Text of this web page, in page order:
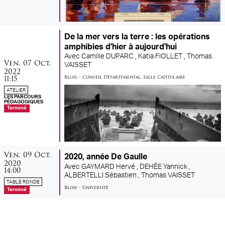
vendredi
Ven. 07 octobre
Oct.
2022
11:15
ATELIER
LES PARCOURS
PÉDAGOGIQUES
Terminé
De la mer vers la terre : les opérations
amphibies d'hier à aujourd'hui
Avec Camille DUPARC , Katia FIOLLET ,
Thomas
VAISSET
Blois • Conseil Départemental, Salle Capitulaire
vendredi
Ven. 09 octobre
Oct.
2020
14:00
TABLE RONDE
Terminé
2020, année De Gaulle
Avec GAYMARD Hervé ,
DEHÉE Yannick ,
ALBERTELLI Sébastien , Thomas VAISSET
Blois • Université